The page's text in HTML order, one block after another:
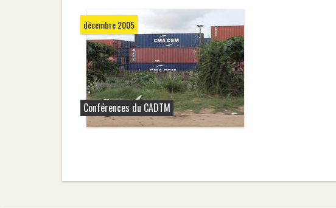
décembre 2005
Conférences du CADTM